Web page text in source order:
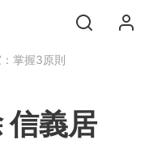
掌握3原則
信義居